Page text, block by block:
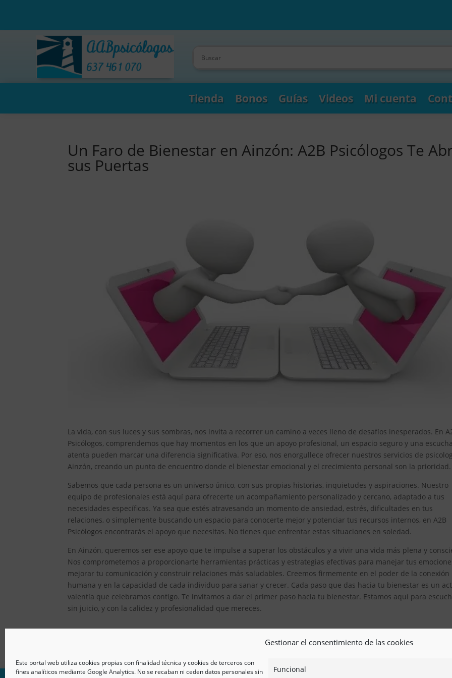
Gestionar el consentimiento de las cookies
Este portal web utiliza cookies propias con finalidad técnica y cookies de terceros con
fines analíticos mediante Google Analytics. No se recaban ni ceden datos personales sin
Funcional
Tienda Bonos Guías Videos Mi cuenta
Un Faro de Bienestar en Ainzón: A2B Psicólogos Te
sus Puertas
La vida, con sus luces y sus sombras, nos invita a recorrer un camino a veces lleno de desafíos inesperados. En
Psicólogos, comprendemos que hay momentos en los que un apoyo profesional, un espacio seguro y una
atenta pueden marcar una diferencia significativa. Por eso, nos enorgullece ofrecer nuestros servicios de
Ainzón, creando un punto de encuentro donde el bienestar emocional y el crecimiento personal son la prioridad.
Sabemos que cada persona es un universo único, con sus propias historias, inquietudes y aspiraciones. Nuestro
equipo de profesionales está aquí para ofrecerte un acompañamiento personalizado y cercano, adaptado a tus
necesidades específicas. Ya sea que estés atravesando un momento de ansiedad, estrés, dificultades en tus
relaciones, o simplemente buscando un espacio para conocerte mejor y potenciar tus recursos internos, en A2B
Psicólogos encontrarás el apoyo que necesitas. No tienes que enfrentar estas situaciones en soledad.
En Ainzón, queremos ser ese apoyo que te impulse a superar los obstáculos y a vivir una vida más plena y
Nos comprometemos a proporcionarte herramientas prácticas y estrategias efectivas para manejar tus
mejorar tu comunicación y construir relaciones más saludables. Creemos firmemente en el poder de la conexión
humana y en la capacidad de cada individuo para sanar y crecer. Cada paso que das hacia tu bienestar es un
valentía que celebramos contigo. Te invitamos a dar el primer paso hacia tu bienestar. Estamos aquí para
sin juicio, y con la calidez y profesionalidad que mereces.